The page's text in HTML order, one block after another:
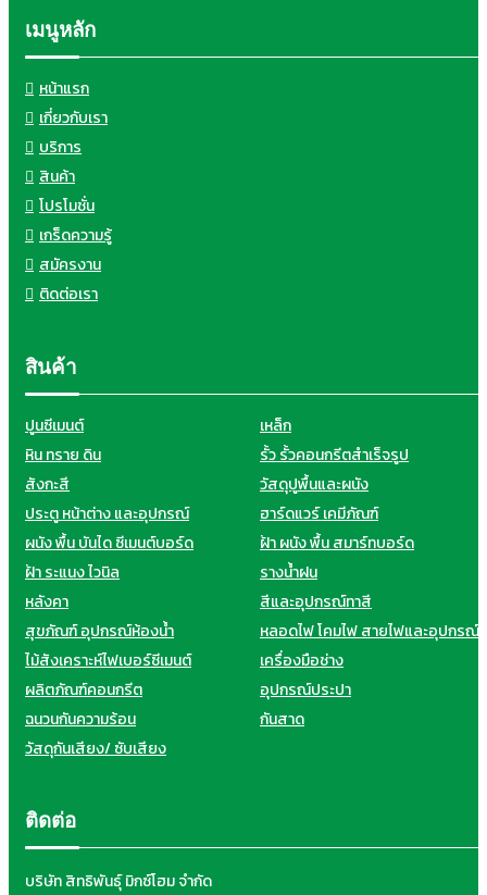
เมนูหลัก
หน้าแรก
เกี่ยวกับเรา
บริการ
สินค้า
โปรโมชั่น
เกร็ดความรู้
สมัครงาน
ติดต่อเรา
สินค้า
ปูนซีเมนต์
เหล็ก
หิน ทราย ดิน
รั้ว รั้วคอนกรีตสำเร็จรูป
สังกะสี
วัสดุปูพื้นและผนัง
ประตู หน้าต่าง และอุปกรณ์
ฮาร์ดแวร์ เคมีภัณฑ์
ผนัง พื้น บันได ซีเมนต์บอร์ด
ฝ้า ผนัง พื้น สมาร์ทบอร์ด
ฝ้า ระแนง ไวนิล
รางน้ำฝน
หลังคา
สีและอุปกรณ์ทาสี
สุขภัณฑ์ อุปกรณ์ห้องน้ำ
หลอดไฟ โคมไฟ สายไฟและอุปกรณ์
ไม้สังเคราะห์ไฟเบอร์ซีเมนต์
เครื่องมือช่าง
ผลิตภัณฑ์คอนกรีต
อุปกรณ์ประปา
ฉนวนกันความร้อน
กันสาด
วัสดุกันเสียง/ ซับเสียง
ติดต่อ
บริษัท สิทธิพันธุ์ มิกซ์โฮม จำกัด